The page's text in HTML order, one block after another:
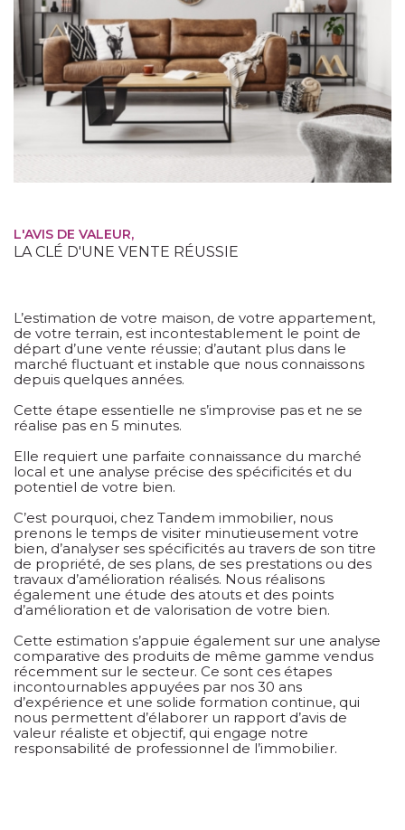
L'AVIS DE VALEUR,
LA CLÉ D'UNE VENTE RÉUSSIE
L’estimation de votre maison, de votre appartement,
de votre terrain, est incontestablement le point de
départ d’une vente réussie; d’autant plus dans le
marché fluctuant et instable que nous connaissons
depuis quelques années.
Cette étape essentielle ne s’improvise pas et ne se
réalise pas en 5 minutes.
Elle requiert une parfaite connaissance du marché
local et une analyse précise des spécificités et du
potentiel de votre bien.
C’est pourquoi, chez Tandem immobilier, nous
prenons le temps de visiter minutieusement votre
bien, d’analyser ses spécificités au travers de son titre
de propriété, de ses plans, de ses prestations ou des
travaux d’amélioration réalisés. Nous réalisons
également une étude des atouts et des points
d’amélioration et de valorisation de votre bien.
Cette estimation s’appuie également sur une analyse
comparative des produits de même gamme vendus
récemment sur le secteur. Ce sont ces étapes
incontournables appuyées par nos 30 ans
d’expérience et une solide formation continue, qui
nous permettent d’élaborer un rapport d’avis de
valeur réaliste et objectif, qui engage notre
responsabilité de professionnel de l’immobilier.
Budget
Surface
Surface
Pièces
Référence
FILTRER PAR
EXCLUSIVITÉS
RECHERCHER